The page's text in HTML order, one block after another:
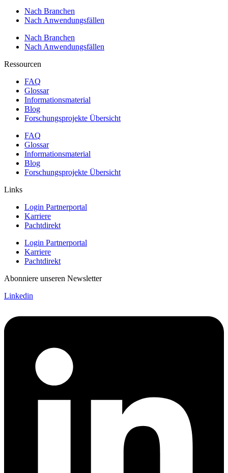
Nach Branchen
Nach Anwendungsfällen
Nach Branchen
Nach Anwendungsfällen
Ressourcen
FAQ
Glossar
Informationsmaterial
Blog
Forschungsprojekte Übersicht
FAQ
Glossar
Informationsmaterial
Blog
Forschungsprojekte Übersicht
Links
Login Partnerportal
Karriere
Pachtdirekt
Login Partnerportal
Karriere
Pachtdirekt
Abonniere unseren Newsletter
Linkedin